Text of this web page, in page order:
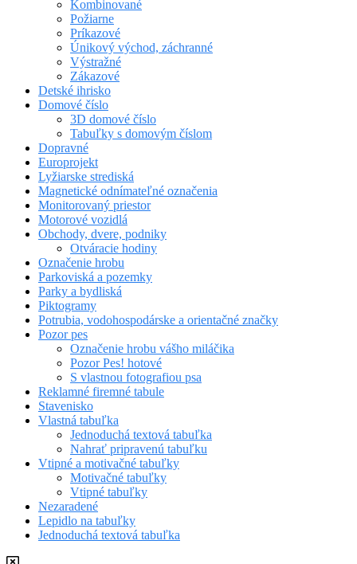
Kombinované
Požiarne
Príkazové
Únikový východ, záchranné
Výstražné
Zákazové
Detské ihrisko
Domové číslo
3D domové číslo
Tabuľky s domovým číslom
Dopravné
Europrojekt
Lyžiarske strediská
Magnetické odnímateľné označenia
Monitorovaný priestor
Motorové vozidlá
Obchody, dvere, podniky
Otváracie hodiny
Označenie hrobu
Parkoviská a pozemky
Parky a bydliská
Piktogramy
Potrubia, vodohospodárske a orientačné značky
Pozor pes
Označenie hrobu vášho miláčika
Pozor Pes! hotové
S vlastnou fotografiou psa
Reklamné firemné tabule
Stavenisko
Vlastná tabuľka
Jednoduchá textová tabuľka
Nahrať pripravenú tabuľku
Vtipné a motivačné tabuľky
Motivačné tabuľky
Vtipné tabuľky
Nezaradené
Lepidlo na tabuľky
Jednoduchá textová tabuľka